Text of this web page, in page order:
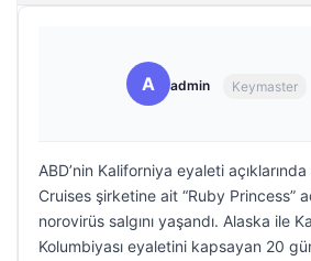
A admin Keymaster
ABD’nin Kaliforniya eyaleti
Cruises şirketine ait “Ruby Princess”
norovirüs salgını yaşandı. Alaska ile
Kolumbiyası eyaletini kapsayan 20